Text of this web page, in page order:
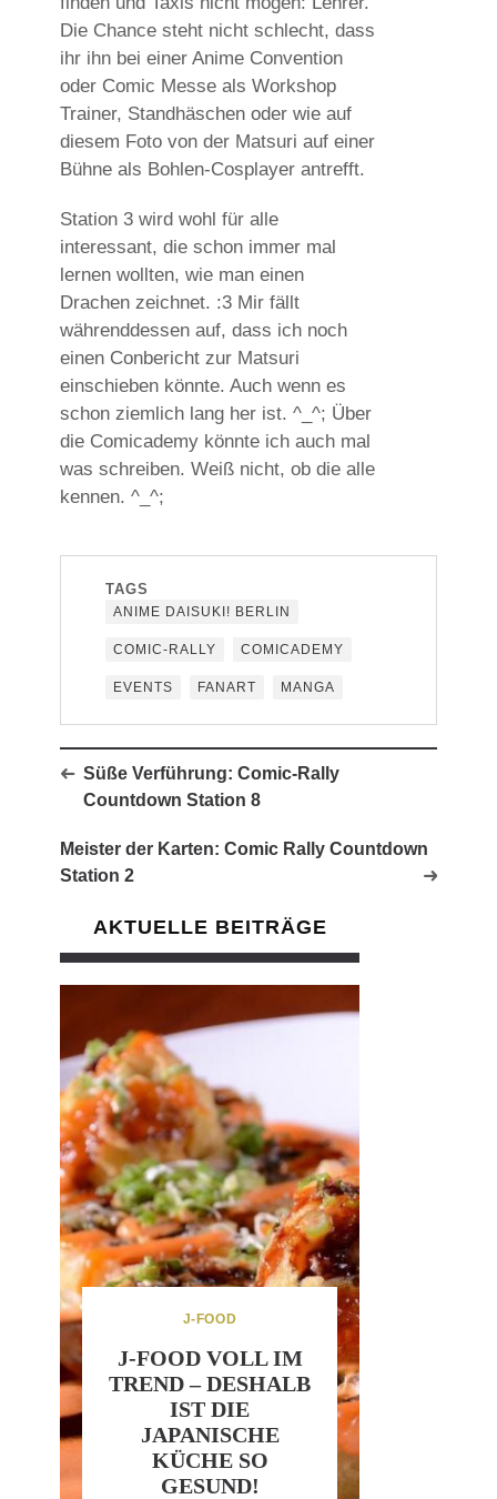
Die Chance steht nicht schlecht, dass
ihr ihn bei einer Anime Convention
oder Comic Messe als Workshop
Trainer, Standhäschen oder wie auf
diesem Foto von der Matsuri auf einer
Bühne als Bohlen-Cosplayer antrefft.
Station 3 wird wohl für alle
interessant, die schon immer mal
lernen wollten, wie man einen
Drachen zeichnet. :3 Mir fällt
währenddessen auf, dass ich noch
einen Conbericht zur Matsuri
einschieben könnte. Auch wenn es
schon ziemlich lang her ist. ^_^; Über
die Comicademy könnte ich auch mal
was schreiben. Weiß nicht, ob die alle
kennen. ^_^;
TAGS
ANIME DAISUKI! BERLIN
COMIC-RALLY COMICADEMY
EVENTS FANART MANGA
Süße Verführung: Comic-Rally
Countdown Station 8
Meister der Karten: Comic Rally Countdown
Station 2
AKTUELLE BEITRÄGE
J-FOOD
J-FOOD VOLL IM
TREND – DESHALB
IST DIE
JAPANISCHE
KÜCHE SO
GESUND!